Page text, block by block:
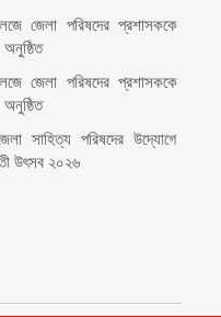
জেলা পরিষদের প্রশাসককে
অনুষ্ঠিত
জেলা পরিষদের প্রশাসককে
অনুষ্ঠিত
সাহিত্য পরিষদের উদ্যোগে
উৎসব ২০২৬